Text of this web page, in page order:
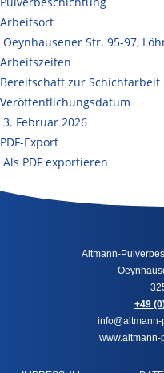
Arbeitsort
Oeynhausener Str. 95-97,
Arbeitszeiten
Bereitschaft zur Schichtarbeit
Veröffentlichungsdatum
3. Februar 2026
PDF-Export
Als PDF exportieren
Altmann-
+49